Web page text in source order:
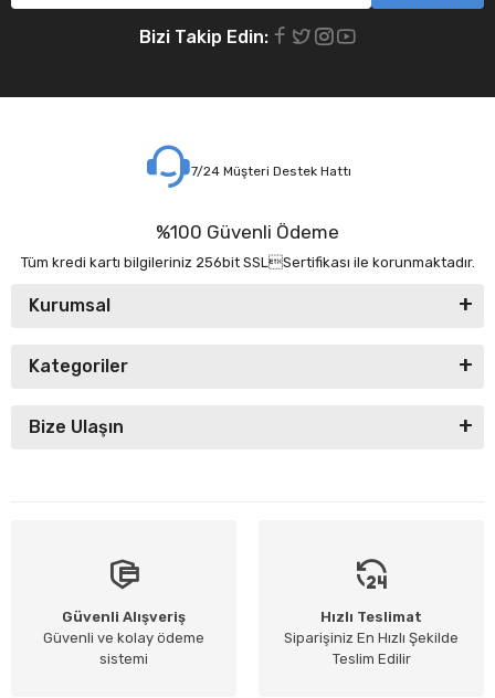
Bizi Takip Edin:
7/24 Müşteri Destek Hattı
%100 Güvenli Ödeme
Tüm kredi kartı bilgileriniz 256bit SSLSertifikası ile korunmaktadır.
Kurumsal
Kategoriler
Bize Ulaşın
Güvenli Alışveriş
Güvenli ve kolay ödeme
sistemi
Hızlı Teslimat
Siparişiniz En Hızlı Şekilde
Teslim Edilir